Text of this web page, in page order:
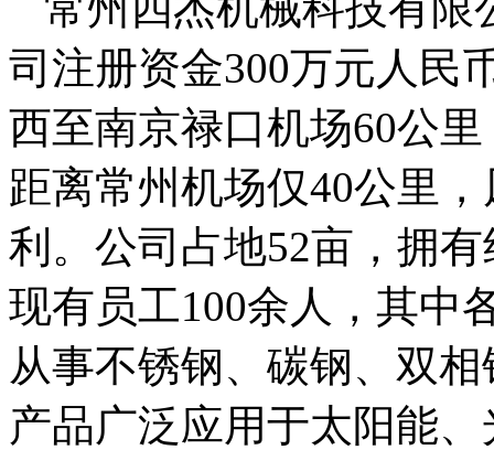
司注册资金300万元人民
西至南京禄口机场60公
距离常州机场仅40公里
利。公司占地52亩，拥
现有员工100余人，其中
从事不锈钢、碳钢、双
产品广泛应用于太阳能